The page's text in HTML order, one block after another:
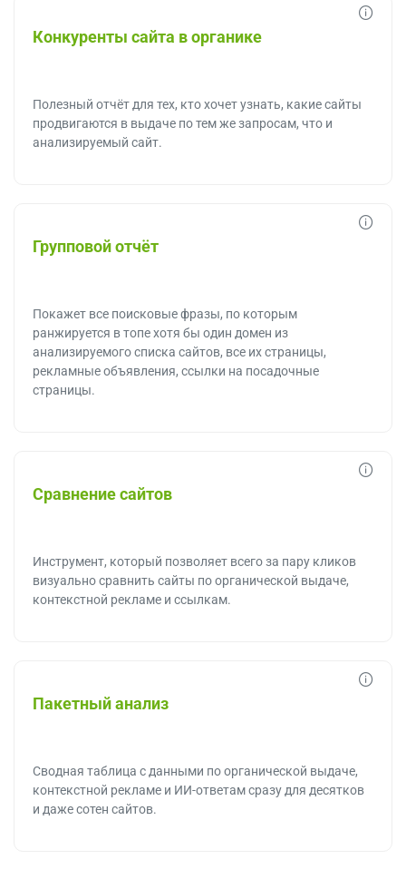
Конкуренты сайта в органике
Полезный отчёт для тех, кто хочет узнать, какие сайты
продвигаются в выдаче по тем же запросам, что и
анализируемый сайт.
Групповой отчёт
Покажет все поисковые фразы, по которым
ранжируется в топе хотя бы один домен из
анализируемого списка сайтов, все их страницы,
рекламные объявления, ссылки на посадочные
страницы.
Сравнение сайтов
Инструмент, который позволяет всего за пару кликов
визуально сравнить сайты по органической выдаче,
контекстной рекламе и ссылкам.
Пакетный анализ
Сводная таблица с данными по органической выдаче,
контекстной рекламе и ИИ-ответам сразу для десятков
и даже сотен сайтов.